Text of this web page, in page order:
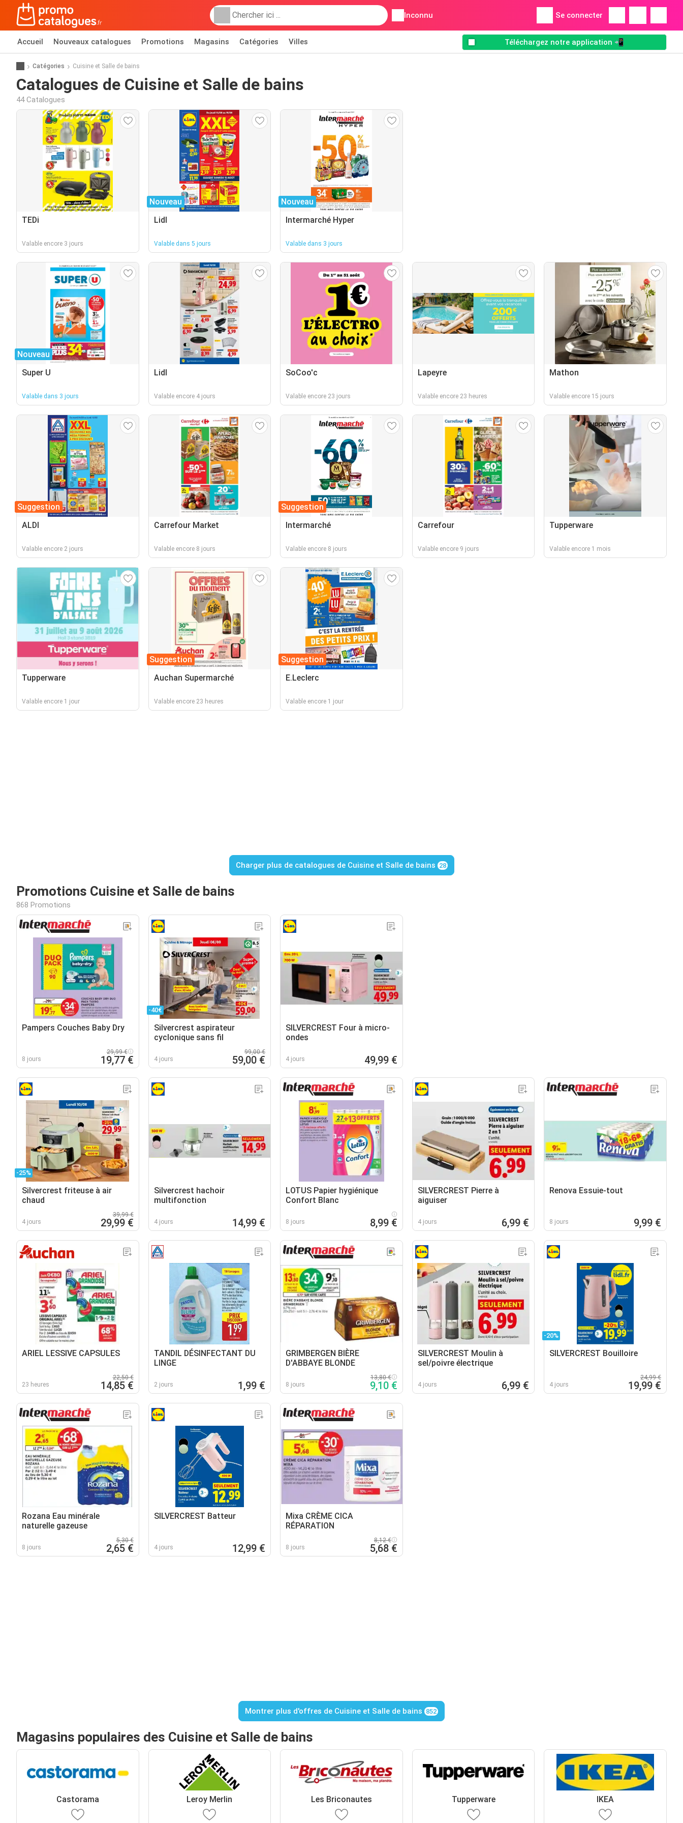
Inconnu Se connecter
Accueil Nouveaux catalogues Promotions Magasins Catégories Villes Téléchargez notre application 📲
Catégories Cuisine et Salle de bains
Catalogues de Cuisine et Salle de bains
44 Catalogues
TEDi
Valable encore 3 jours
Nouveau
Lidl
Valable dans 5 jours
Nouveau
Intermarché Hyper
Valable dans 3 jours
Nouveau
Super U
Valable dans 3 jours
Lidl
Valable encore 4 jours
SoCoo'c
Valable encore 23 jours
Lapeyre
Valable encore 23 heures
Mathon
Valable encore 15 jours
Suggestion
ALDI
Valable encore 2 jours
Carrefour Market
Valable encore 8 jours
Suggestion
Intermarché
Valable encore 8 jours
Carrefour
Valable encore 9 jours
Tupperware
Valable encore 1 mois
Tupperware
Valable encore 1 jour
Suggestion
Auchan Supermarché
Valable encore 23 heures
Suggestion
E.Leclerc
Valable encore 1 jour
Charger plus de catalogues de Cuisine et Salle de bains 28
Promotions Cuisine et Salle de bains
868 Promotions
Pampers Couches Baby Dry
8 jours
29,99 €
19,77 €
-40€
Silvercrest aspirateur
cyclonique sans fil
4 jours
99,00 €
59,00 €
SILVERCREST Four à micro-
ondes
4 jours 49,99 €
-25%
Silvercrest friteuse à air
chaud
4 jours
39,99 €
29,99 €
Silvercrest hachoir
multifonction
4 jours 14,99 €
LOTUS Papier hygiénique
Confort Blanc
8 jours 8,99 €
SILVERCREST Pierre à
aiguiser
4 jours 6,99 €
Renova Essuie-tout
8 jours 9,99 €
ARIEL LESSIVE CAPSULES
23 heures
22,50 €
14,85 €
TANDIL DÉSINFECTANT DU
LINGE
2 jours 1,99 €
GRIMBERGEN BIÈRE
D'ABBAYE BLONDE
8 jours
13,80 €
9,10 €
SILVERCREST Moulin à
sel/poivre électrique
4 jours 6,99 €
-20%
SILVERCREST Bouilloire
4 jours
24,99 €
19,99 €
Rozana Eau minérale
naturelle gazeuse
8 jours
5,30 €
2,65 €
SILVERCREST Batteur
4 jours 12,99 €
Mixa CRÈME CICA
RÉPARATION
8 jours
8,12 €
5,68 €
Montrer plus d'offres de Cuisine et Salle de bains 852
Magasins populaires des Cuisine et Salle de bains
Castorama Leroy Merlin Les Briconautes Tupperware IKEA